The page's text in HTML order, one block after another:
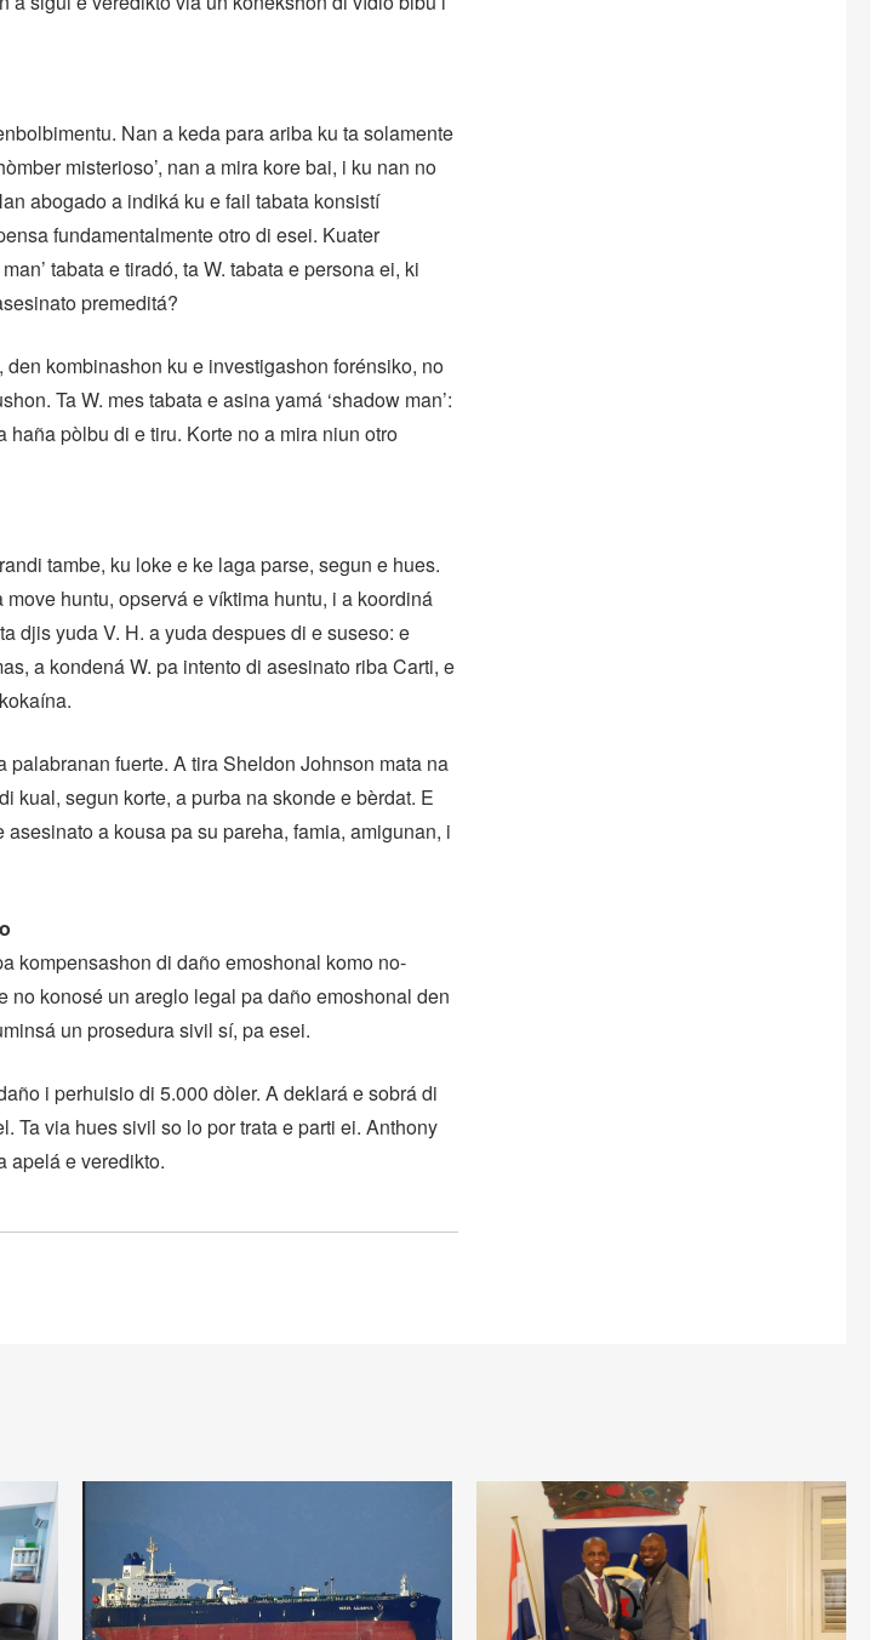
Nan a keda para ariba ku ta solamente
misterioso’, nan a mira kore bai, i ku nan no
abogado a indiká ku e fail tabata konsistí
fundamentalmente otro di esei. Kuater
tabata e tiradó, ta W. tabata e persona ei, ki
premeditá?
kombinashon ku e investigashon forénsiko, no
Ta W. mes tabata e asina yamá ‘shadow man’:
pòlbu di e tiru. Korte no a mira niun otro
tambe, ku loke e ke laga parse, segun e hues.
huntu, opservá e víktima huntu, i a koordiná
djis yuda V. H. a yuda despues di e suseso: e
a kondená W. pa intento di asesinato riba Carti, e
fuerte. A tira Sheldon Johnson mata na
kual, segun korte, a purba na skonde e bèrdat. E
a kousa pa su pareha, famia, amigunan, i
kompensashon di daño emoshonal komo no-
konosé un areglo legal pa daño emoshonal den
un prosedura sivil sí, pa esei.
i perhuisio di 5.000 dòler. A deklará e sobrá di
Ta via hues sivil so lo por trata e parti ei. Anthony
apelá e veredikto.